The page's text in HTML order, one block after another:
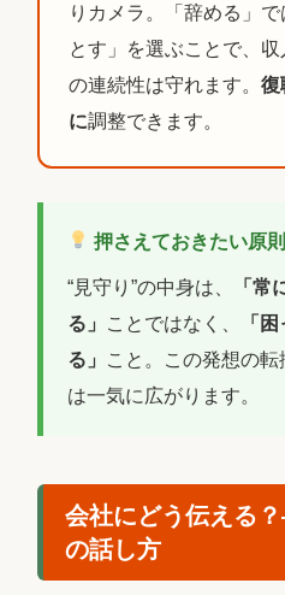
りカメラ。「辞める」
とす」を選ぶことで、
の連続性は守れます。 復
に調整できます。
押さえておきたい原則
“見守り”の中身は、
「常
る」
ことではなく、
「
る」
こと。この発想の
は一気に広がります。
会社にどう伝える
の話し方